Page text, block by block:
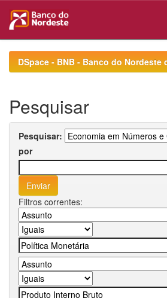
navigationDSpace - BNB - Banco do Nordeste
Pesquisar
Pesquisar:
por
Filtros correntes: